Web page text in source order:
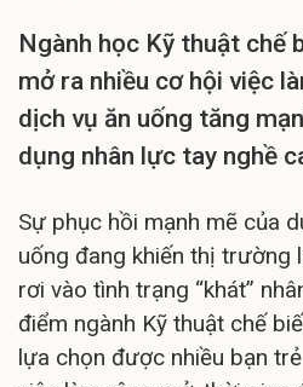
Ngành học Kỹ thuật chế
mở ra nhiều cơ hội việc
dịch vụ ăn uống tăng
dụng nhân lực tay nghề
Sự phục hồi mạnh mẽ của
uống đang khiến thị trường
rơi vào tình trạng “khát”
điểm ngành Kỹ thuật chế
lựa chọn được nhiều bạn